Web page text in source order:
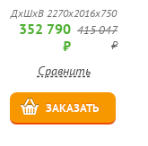
ДхШхВ 2270х2016х750
352 790
₽
415 047
₽
Сравнить
ЗАКАЗАТЬ